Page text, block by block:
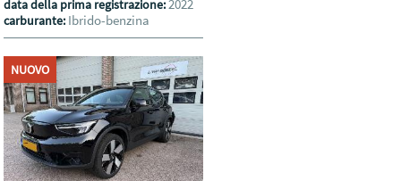
data della prima registrazione:2022
carburante: Ibrido-benzina
NUOVO